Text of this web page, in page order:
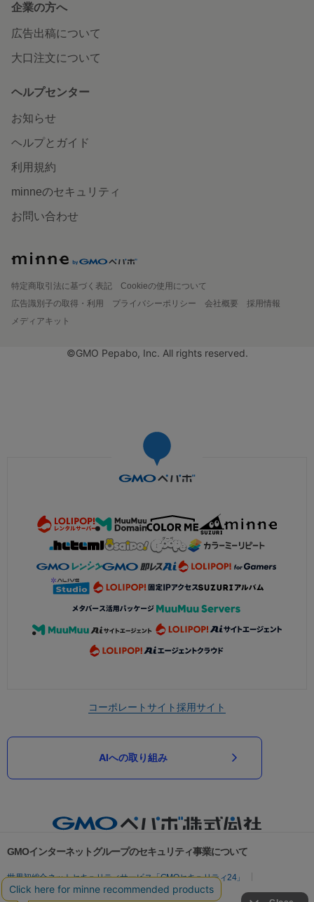
企業の方へ
広告出稿について
大口注文について
ヘルプセンター
お知らせ
ヘルプとガイド
利用規約
minneのセキュリティ
お問い合わせ
特定商取引法に基づく表記
Cookieの使用について
広告識別子の取得・利用
プライバシーポリシー 会社概要
採用情報
メディアキット
©GMO Pepabo, Inc. All rights reserved.
コーポレートサイト採用サイト
AIへの取り組み
GMOインターネットグループのセキュリティ事業について
世界初総合ネットセキュリティサービス「GMOセキュリティ24」
パスワード漏洩診断
Webサイトリスク診断